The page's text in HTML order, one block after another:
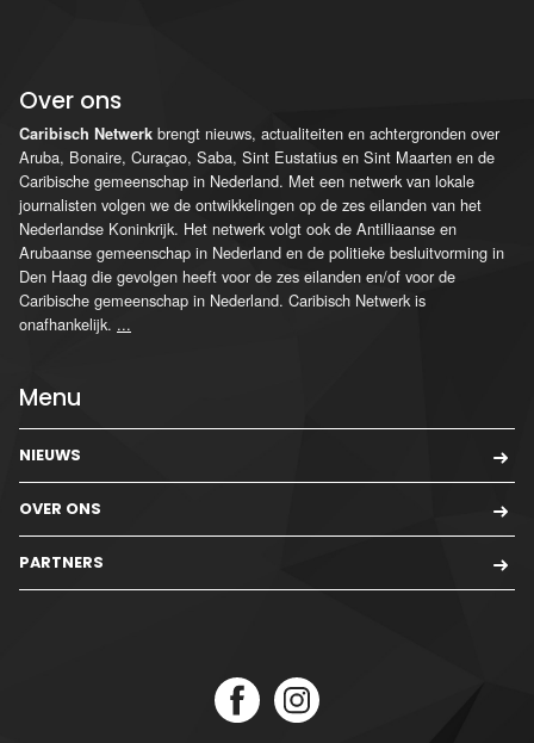
Over ons
Caribisch Netwerk brengt nieuws, actualiteiten en achtergronden over
Aruba, Bonaire, Curaçao, Saba, Sint Eustatius en Sint Maarten en de
Caribische gemeenschap in Nederland. Met een netwerk van lokale
journalisten volgen we de ontwikkelingen op de zes eilanden van het
Nederlandse Koninkrijk. Het netwerk volgt ook de Antilliaanse en
Arubaanse gemeenschap in Nederland en de politieke besluitvorming in
Den Haag die gevolgen heeft voor de zes eilanden en/of voor de
Caribische gemeenschap in Nederland. Caribisch Netwerk is
onafhankelijk. ...
Menu
NIEUWS
OVER ONS
PARTNERS